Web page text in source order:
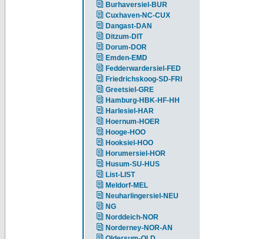
Burhaversiel-BUR
Cuxhaven-NC-CUX
Dangast-DAN
Ditzum-DIT
Dorum-DOR
Emden-EMD
Fedderwardersiel-FED
Friedrichskoog-SD-FRI
Greetsiel-GRE
Hamburg-HBK-HF-HH
Harlesiel-HAR
Hoernum-HOER
Hooge-HOO
Hooksiel-HOO
Horumersiel-HOR
Husum-SU-HUS
List-LIST
Meldorf-MEL
Neuharlingersiel-NEU
NG
Norddeich-NOR
Norderney-NOR-AN